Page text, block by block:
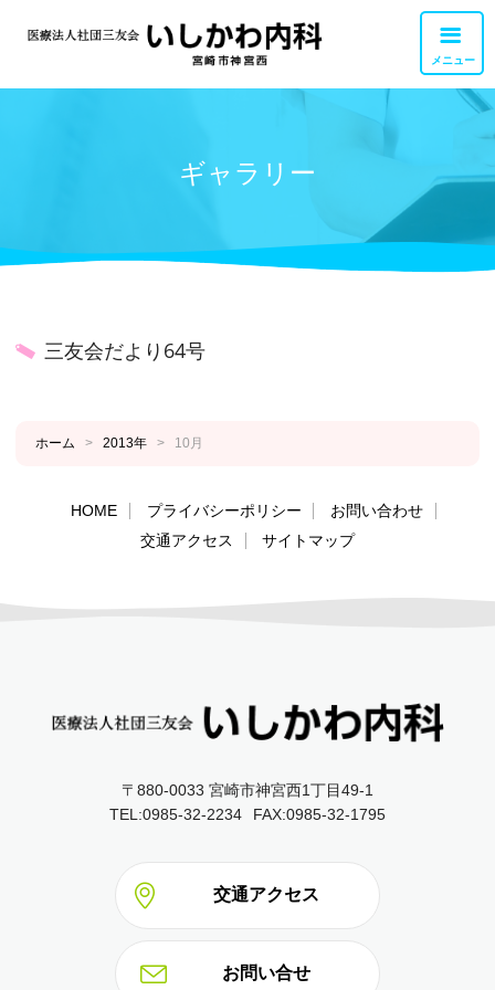
メニュー
健康診断・検査
訪問診療・訪問看護
交通アクセスギャラリー
三友会だより64号
ホーム > 2013年 > 10月
HOME プライバシーポリシー
お問い合わせ
交通アクセス
サイトマップ
〒880-0033 宮崎市神宮西1丁目49‐1
TEL:0985-32-2234
FAX:0985-32-1795
交通アクセス
お問い合せ